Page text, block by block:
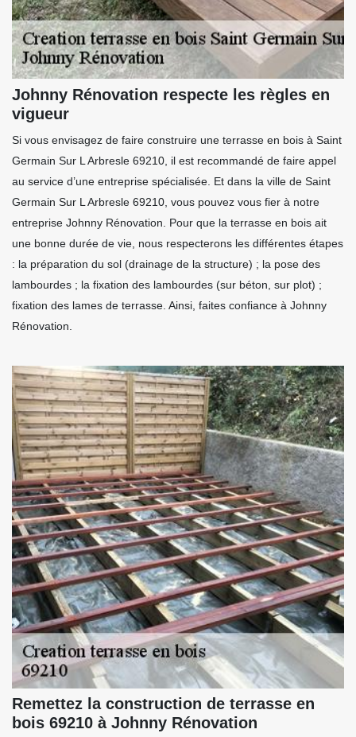
Johnny Rénovation respecte les règles en
vigueur
Si vous envisagez de faire construire une terrasse en bois à Saint
Germain Sur L Arbresle 69210, il est recommandé de faire appel
au service d’une entreprise spécialisée. Et dans la ville de Saint
Germain Sur L Arbresle 69210, vous pouvez vous fier à notre
entreprise Johnny Rénovation. Pour que la terrasse en bois ait
une bonne durée de vie, nous respecterons les différentes étapes
: la préparation du sol (drainage de la structure) ; la pose des
lambourdes ; la fixation des lambourdes (sur béton, sur plot) ;
fixation des lames de terrasse. Ainsi, faites confiance à Johnny
Rénovation.
Remettez la construction de terrasse en
bois 69210 à Johnny Rénovation